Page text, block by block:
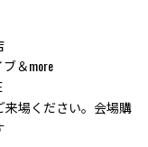
＆more
場ください。会場購